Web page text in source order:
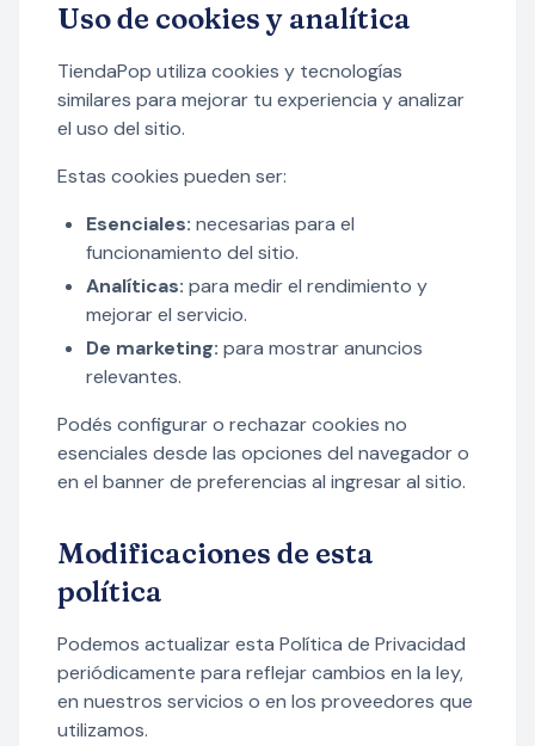
Uso de cookies y analítica
TiendaPop utiliza cookies y tecnologías
similares para mejorar tu experiencia y analizar
el uso del sitio.
Estas cookies pueden ser:
Esenciales: necesarias para el
funcionamiento del sitio.
Analíticas: para medir el rendimiento y
mejorar el servicio.
De marketing: para mostrar anuncios
relevantes.
Podés configurar o rechazar cookies no
esenciales desde las opciones del navegador o
en el banner de preferencias al ingresar al sitio.
Modificaciones de esta
política
Podemos actualizar esta Política de Privacidad
periódicamente para reflejar cambios en la ley,
en nuestros servicios o en los proveedores que
utilizamos.